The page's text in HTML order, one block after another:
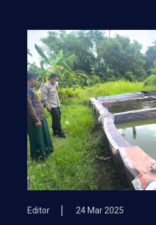
Editor 24 Mar 2025